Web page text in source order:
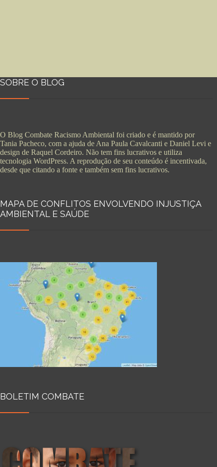
SOBRE O BLOG
O Blog Combate Racismo Ambiental foi criado e é mantido por
Tania Pacheco, com a ajuda de Ana Paula Cavalcanti e Daniel Levi e
design de Raquel Cordeiro. Não tem fins lucrativos e utiliza
tecnologia WordPress. A reprodução de seu conteúdo é incentivada,
desde que citando a fonte e também sem fins lucrativos.
MAPA DE CONFLITOS ENVOLVENDO INJUSTIÇA
AMBIENTAL E SAÚDE
BOLETIM COMBATE